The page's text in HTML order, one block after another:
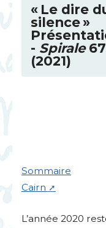
« Le dire
silence»
- Spirale67
(2021)
Sommaire
Cairn
L’année 2020